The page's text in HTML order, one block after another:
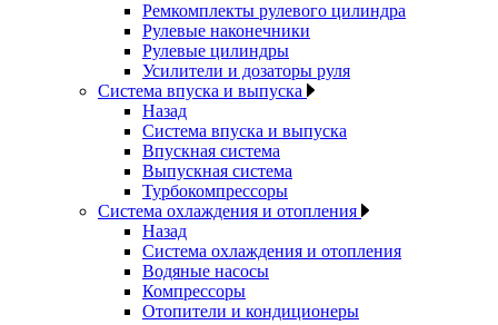
Ремкомплекты рулевого цилиндра
Рулевые наконечники
Рулевые цилиндры
Усилители и дозаторы руля
Система впуска и выпуска
Назад
Система впуска и выпуска
Впускная система
Выпускная система
Турбокомпрессоры
Система охлаждения и отопления
Назад
Система охлаждения и отопления
Водяные насосы
Компрессоры
Отопители и кондиционеры